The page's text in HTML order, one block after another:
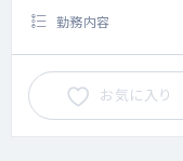
勤務内容
お気に入り